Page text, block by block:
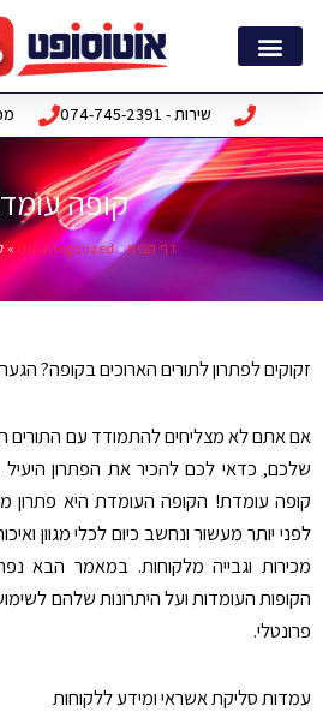
שירות - 074-745-2391
קופה
דף הבית»
Uncategorized
»
זקוקים לפתרון לתורים הארוכים בקופה?
אם אתם לא מצליחים להתמודד עם התורים
שלכם, כדאי לכם להכיר את הפתרון היעיל
קופה עומדת! הקופה העומדת היא פתרון
לפני יותר מעשור ונחשב כיום לכלי מגוון
מכירות וגבייה מלקוחות. במאמר הבא
הקופות העומדות ועל היתרונות שלהם
פרונטלי.
עמדות סליקת אשראי ומידע ללקוחות